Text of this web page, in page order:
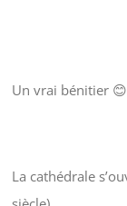
Un vrai bénitier 😊
La cathédrale